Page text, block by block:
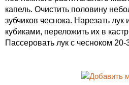
капель. Очистить половину
зубчиков чеснока. Нарезать лук
кубиками, переложить их в
Пассеровать лук с чесноком 20-